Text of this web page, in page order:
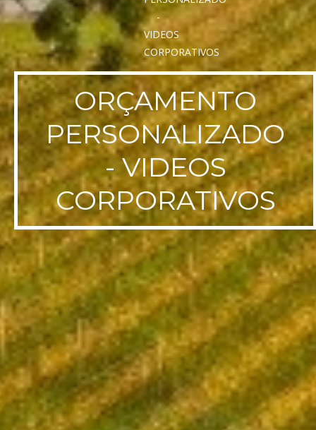
ORÇAMENTO
PERSONALIZADO
- VIDEOS
CORPORATIVOS